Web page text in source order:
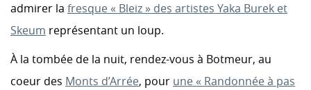
admirer la fresque « Bleiz » des artistes Yaka Burek et
Skeum représentant un loup.
À la tombée de la nuit, rendez-vous à Botmeur, au
coeur des Monts d’Arrée, pour une « Randonnée à pas